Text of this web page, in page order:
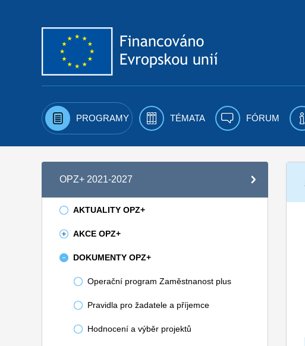
PROGRAMY TÉMATA FÓRUM
OPZ+ 2021-2027
AKTUALITY OPZ+
AKCE OPZ+
DOKUMENTY OPZ+
Operační program Zaměstnanost plus
Pravidla pro žadatele a příjemce
Hodnocení a výběr projektů